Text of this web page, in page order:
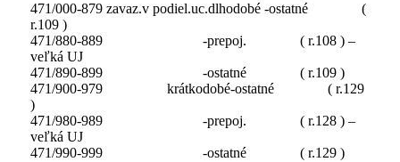
471/000-879 zavaz.v podiel.uc.dlhodobé -ostatné (
r.109 )
471/880-889 -prepoj. ( r.108 ) –
veľká UJ
471/890-899 -ostatné ( r.109 )
471/900-979 krátkodobé-ostatné ( r.129
)
471/980-989 -prepoj. ( r.128 ) –
veľká UJ
471/990-999 -ostatné ( r.129 )